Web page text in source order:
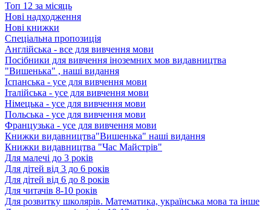
Топ 12 за місяць
Нові надходження
Нові книжки
Спеціальна пропозиція
Англійська - все для вивчення мови
Посібники для вивчення іноземних мов видавництва
"Вишенька" , наші видання
Іспанська - усе для вивчення мови
Італійська - усе для вивчення мови
Німецька - усе для вивчення мови
Польська - усе для вивчення мови
Французька - усе для вивчення мови
Книжки видавництва"Вишенька" наші видання
Книжки видавництва "Час Майстрів"
Для малечі до 3 років
Для дітей від 3 до 6 років
Для дітей від 6 до 8 років
Для читачів 8-10 років
Для розвитку школярів. Математика, українська мова та інше